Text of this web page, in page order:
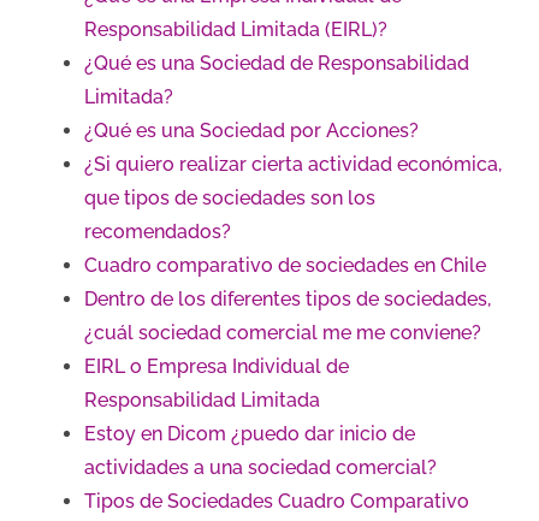
Responsabilidad Limitada (EIRL)?
¿Qué es una Sociedad de Responsabilidad
Limitada?
¿Qué es una Sociedad por Acciones?
¿Si quiero realizar cierta actividad económica,
que tipos de sociedades son los
recomendados?
Cuadro comparativo de sociedades en Chile
Dentro de los diferentes tipos de sociedades,
¿cuál sociedad comercial me me conviene?
EIRL o Empresa Individual de
Responsabilidad Limitada
Estoy en Dicom ¿puedo dar inicio de
actividades a una sociedad comercial?
Tipos de Sociedades Cuadro Comparativo